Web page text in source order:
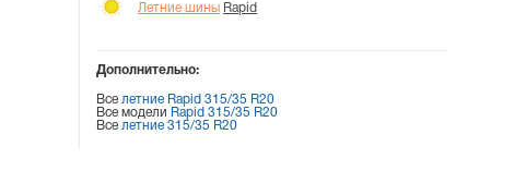
Летние шины Rapid
Дополнительно:
Все летние Rapid 315/35 R20
Все модели Rapid 315/35 R20
Все летние 315/35 R20